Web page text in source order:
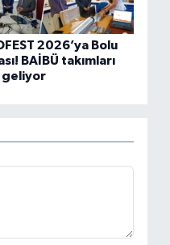
2026’ya Bolu
BAİBÜ takımları
geliyor